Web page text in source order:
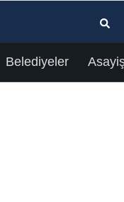
Belediyeler